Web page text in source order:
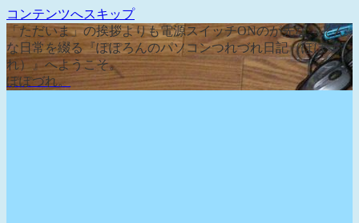
コンテンツへスキップ
「ただいま」の挨拶よりも電源スイッチONのが先な、そん
な日常を綴る『ぽぽろんのパソコンつれづれ日記（ぽぽづ
れ）』へようこそ。
ぽぽづれ。